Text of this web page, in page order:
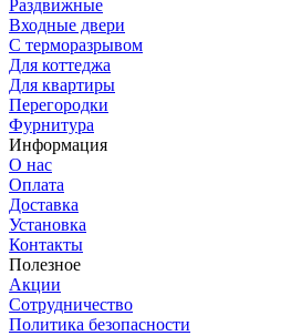
Раздвижные
Входные двери
С терморазрывом
Для коттеджа
Для квартиры
Перегородки
Фурнитура
Информация
О нас
Оплата
Доставка
Установка
Контакты
Полезное
Акции
Сотрудничество
Политика безопасности